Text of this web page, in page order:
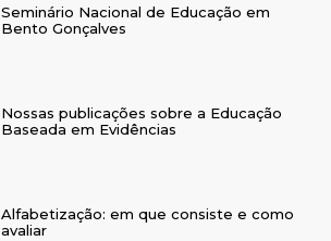
Seminário Nacional de Educação em
Bento Gonçalves
Nossas publicações sobre a Educação
Baseada em Evidências
Alfabetização: em que consiste e como
avaliar